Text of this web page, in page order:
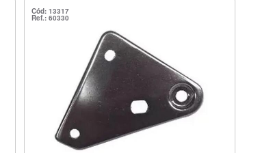
Cód: 13317
Ref.: 60330